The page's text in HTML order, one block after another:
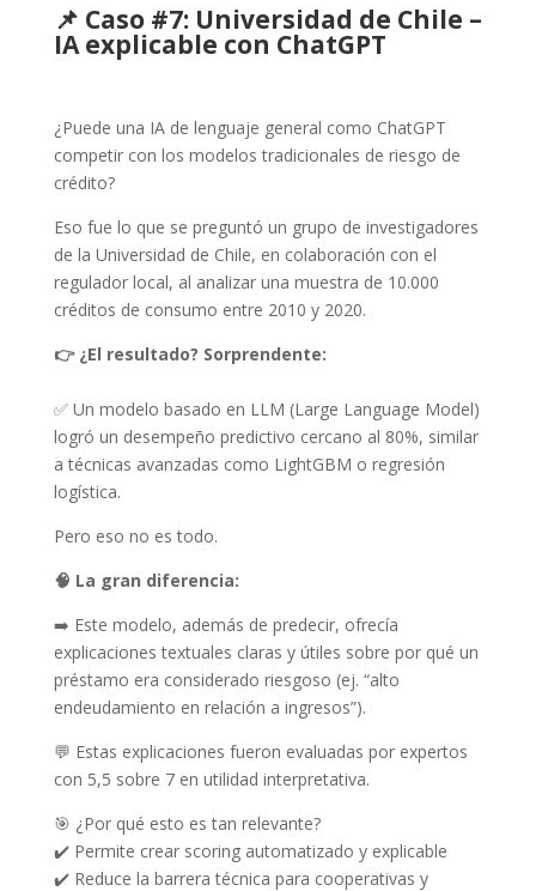
📌 Caso #7: Universidad de Chile –
IA explicable con ChatGPT
¿Puede una IA de lenguaje general como ChatGPT
competir con los modelos tradicionales de riesgo de
crédito?
Eso fue lo que se preguntó un grupo de investigadores
de la Universidad de Chile, en colaboración con el
regulador local, al analizar una muestra de 10.000
créditos de consumo entre 2010 y 2020.
👉 ¿El resultado? Sorprendente:
✅ Un modelo basado en LLM (Large Language Model)
logró un desempeño predictivo cercano al 80%, similar
a técnicas avanzadas como LightGBM o regresión
logística.
Pero eso no es todo.
🧠 La gran diferencia:
➡️ Este modelo, además de predecir, ofrecía
explicaciones textuales claras y útiles sobre por qué un
préstamo era considerado riesgoso (ej. “alto
endeudamiento en relación a ingresos”).
💬 Estas explicaciones fueron evaluadas por expertos
con 5,5 sobre 7 en utilidad interpretativa.
🎯 ¿Por qué esto es tan relevante?
✔️ Permite crear scoring automatizado y explicable
✔️ Reduce la barrera técnica para cooperativas y